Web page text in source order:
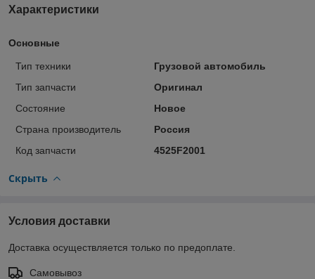
Характеристики
Основные
Тип техники
Грузовой автомобиль
Тип запчасти
Оригинал
Состояние
Новое
Страна производитель
Россия
Код запчасти
4525F2001
Скрыть
Условия доставки
Доставка осуществляется только по предоплате.
Самовывоз